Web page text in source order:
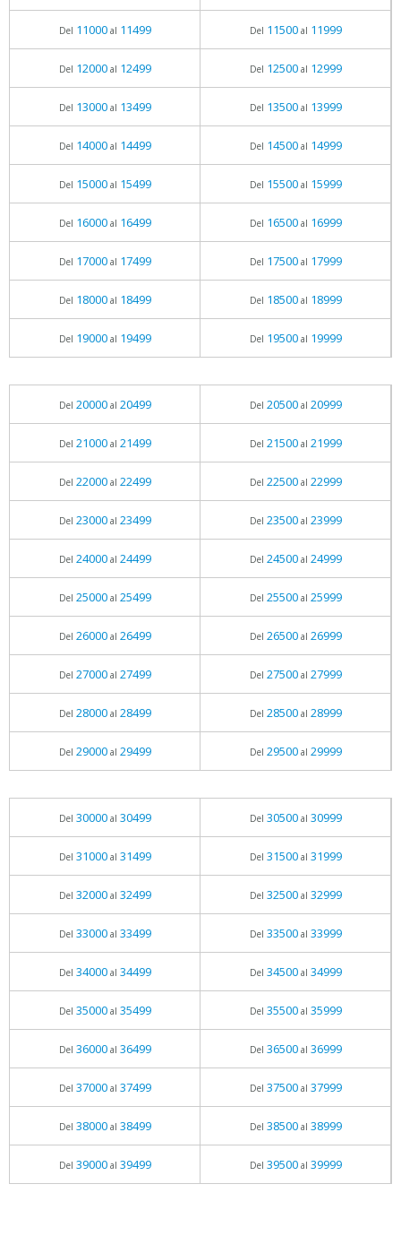
Del 11000al 11499 Del 11500al 11999
Del 12000al 12499 Del 12500al 12999
Del 13000al 13499 Del 13500al 13999
Del 14000al 14499 Del 14500al 14999
Del 15000al 15499 Del 15500al 15999
Del 16000al 16499 Del 16500al 16999
Del 17000al 17499 Del 17500al 17999
Del 18000al 18499 Del 18500al 18999
Del 19000al 19499 Del 19500al 19999
Del 20000al 20499 Del 20500al 20999
Del 21000al 21499 Del 21500al 21999
Del 22000al 22499 Del 22500al 22999
Del 23000al 23499 Del 23500al 23999
Del 24000al 24499 Del 24500al 24999
Del 25000al 25499 Del 25500al 25999
Del 26000al 26499 Del 26500al 26999
Del 27000al 27499 Del 27500al 27999
Del 28000al 28499 Del 28500al 28999
Del 29000al 29499 Del 29500al 29999
Del 30000al 30499 Del 30500al 30999
Del 31000al 31499 Del 31500al 31999
Del 32000al 32499 Del 32500al 32999
Del 33000al 33499 Del 33500al 33999
Del 34000al 34499 Del 34500al 34999
Del 35000al 35499 Del 35500al 35999
Del 36000al 36499 Del 36500al 36999
Del 37000al 37499 Del 37500al 37999
Del 38000al 38499 Del 38500al 38999
Del 39000al 39499 Del 39500al 39999